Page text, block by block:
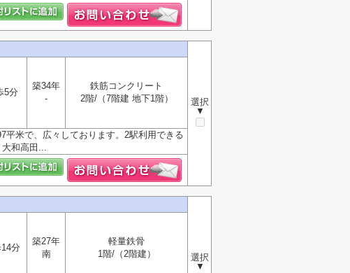
選択
▼
5分
築34年
-
鉄筋コンクリート
2階/（7階建 地下1階）
平米で、広々しております。2駅利用できる
和高田...
選択
▼
分
築27年
南
軽量鉄骨
1階/（2階建）